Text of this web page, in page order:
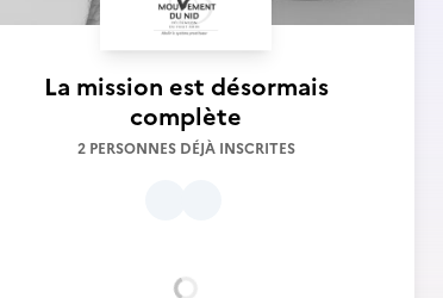
La mission est désormais
complète
2 PERSONNES DÉJÀ INSCRITES